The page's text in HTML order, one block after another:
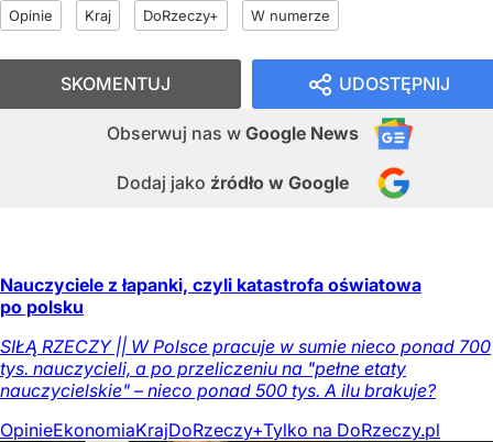
Opinie Kraj DoRzeczy+ W numerze
UDOSTĘPNIJ
Obserwuj nas w Google News
Dodaj jako źródło w Google
SKOMENTUJ
Nauczyciele z łapanki, czyli katastrofa oświatowa
po polsku
SIŁĄ RZECZY || W Polsce pracuje w sumie nieco ponad 700
tys. nauczycieli, a po przeliczeniu na "pełne etaty
nauczycielskie" – nieco ponad 500 tys. A ilu brakuje?
OpinieEkonomiaKrajDoRzeczy+Tylko na DoRzeczy.pl